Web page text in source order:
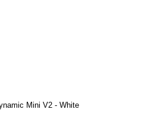
Mini V2 - White